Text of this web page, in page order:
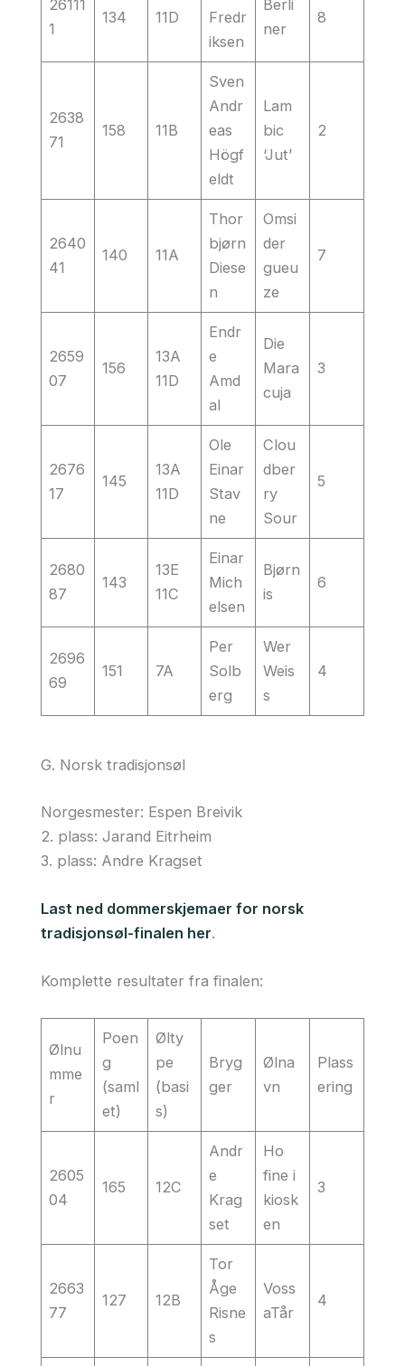
26111
1
134 11D
Fredr
iksen
Berli
ner
8
2638
71
158 11B
Sven
Andr
eas
Högf
eldt
Lam
bic
‘Jut’
2
2640
41
140 11A
Thor
bjørn
Diese
n
Omsi
der
gueu
ze
7
2659
07
156
13A
11D
Endr
e
Amd
al
Die
Mara
cuja
3
2676
17
145
13A
11D
Ole
Einar
Stav
ne
Clou
dber
ry
Sour
5
2680
87
143
13E
11C
Einar
Mich
elsen
Bjørn
is
6
2696
69
151 7A
Per
Solb
erg
Wer
Weis
s
4
G. Norsk tradisjonsøl
Norgesmester: Espen Breivik
2. plass: Jarand Eitrheim
3. plass: Andre Kragset
Last ned dommerskjemaer for norsk
tradisjonsøl-finalen her.
Komplette resultater fra finalen:
Ølnu
mme
r
Poen
g
(saml
et)
Ølty
pe
(basi
s)
Bryg
ger
Ølna
vn
Plass
ering
2605
04
165 12C
Andr
e
Krag
set
Ho
fine i
kiosk
en
3
2663
77
127 12B
Tor
Åge
Risne
s
Voss
aTår
4